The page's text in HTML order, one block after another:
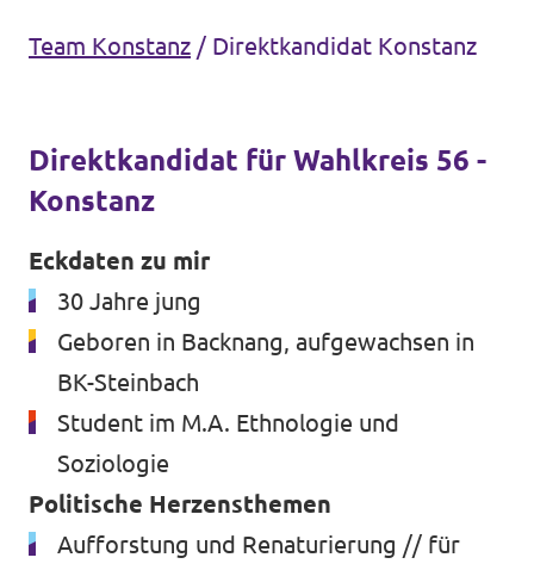
Transparenz
Datenschutz
Team Konstanz / Direktkandidat Konstanz
Direktkandidat für Wahlkreis 56 -
Konstanz
Eckdaten zu mir
30 Jahre jung
Geboren in Backnang, aufgewachsen in
BK-Steinbach
Student im M.A. Ethnologie und
Soziologie
Politische Herzensthemen
Aufforstung und Renaturierung // für